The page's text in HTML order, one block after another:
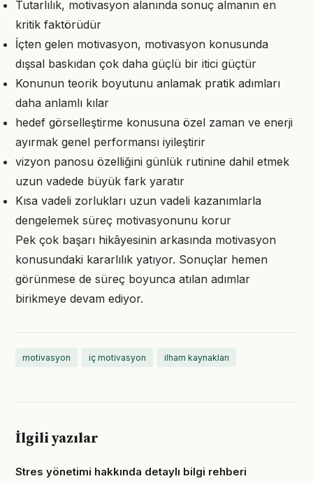
Tutarlılık, motivasyon alanında sonuç almanın en
kritik faktörüdür
İçten gelen motivasyon, motivasyon konusunda
dışsal baskıdan çok daha güçlü bir itici güçtür
Konunun teorik boyutunu anlamak pratik adımları
daha anlamlı kılar
hedef görselleştirme konusuna özel zaman ve enerji
ayırmak genel performansı iyileştirir
vizyon panosu özelliğini günlük rutinine dahil etmek
uzun vadede büyük fark yaratır
Kısa vadeli zorlukları uzun vadeli kazanımlarla
dengelemek süreç motivasyonunu korur
Pek çok başarı hikâyesinin arkasında motivasyon
konusundaki kararlılık yatıyor. Sonuçlar hemen
görünmese de süreç boyunca atılan adımlar
birikmeye devam ediyor.
motivasyon iç motivasyon ilham kaynakları
İlgili yazılar
Stres yönetimi hakkında detaylı bilgi rehberi